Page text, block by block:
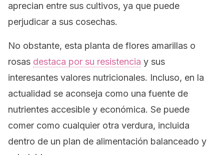
aprecian entre sus cultivos, ya que puede
perjudicar a sus cosechas.
No obstante, esta planta de flores amarillas o
rosas destaca por su resistencia y sus
interesantes valores nutricionales. Incluso, en la
actualidad se aconseja como una fuente de
nutrientes accesible y económica. Se puede
comer como cualquier otra verdura, incluida
dentro de un plan de alimentación balanceado y